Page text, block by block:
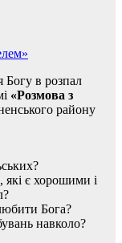
Богу в розпал
«Розмова з
району
які є хорошими і
Бога?
навколо?